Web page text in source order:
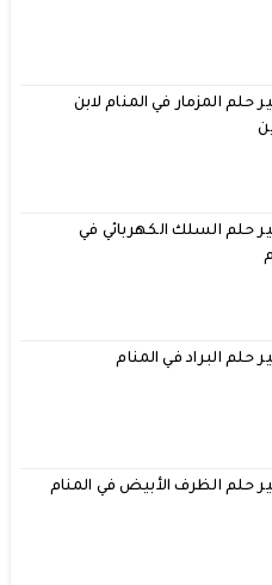
حلم المزمار في المنام لابن
حلم السلك الكهربائي في
حلم البراد في المنام
حلم الظرف الأبيض في المنام